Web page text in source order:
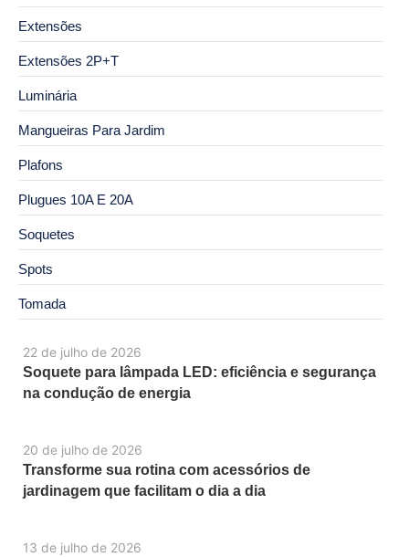
22 de julho de 2026
Soquete para lâmpada LED: eficiência e segurança
na condução de energia
20 de julho de 2026
Transforme sua rotina com acessórios de
jardinagem que facilitam o dia a dia
13 de julho de 2026
Extensões
Extensões 2P+T
Luminária
Mangueiras Para Jardim
Plafons
Plugues 10A E 20A
Soquetes
Spots
Tomada